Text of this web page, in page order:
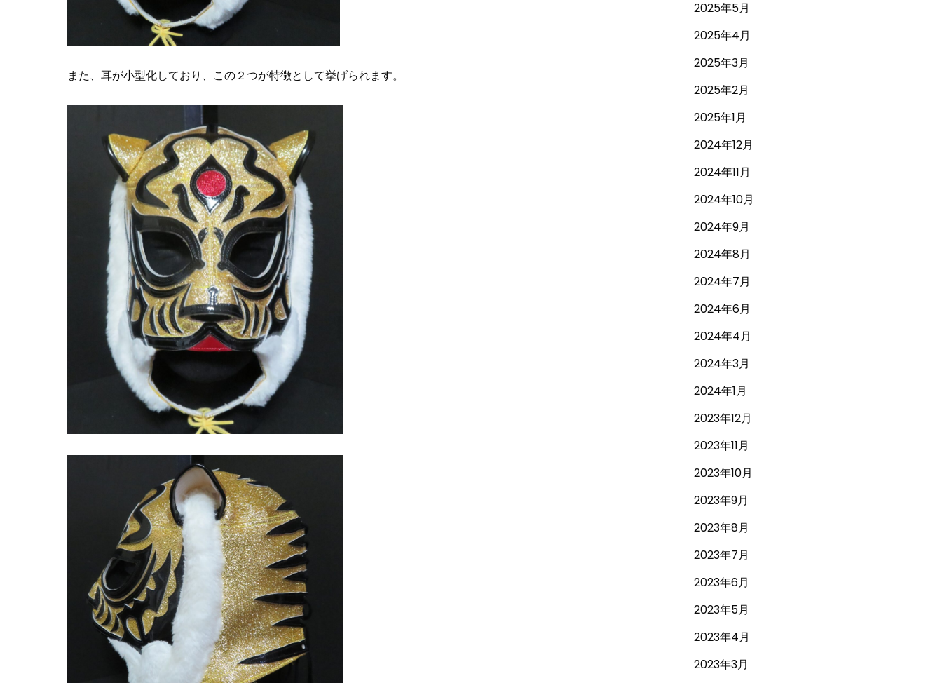
また、耳が小型化しており、この２つが特徴として挙げられます。
2025年5月
2025年4月
2025年3月
2025年2月
2025年1月
2024年12月
2024年11月
2024年10月
2024年9月
2024年8月
2024年7月
2024年6月
2024年4月
2024年3月
2024年1月
2023年12月
2023年11月
2023年10月
2023年9月
2023年8月
2023年7月
2023年6月
2023年5月
2023年4月
2023年3月